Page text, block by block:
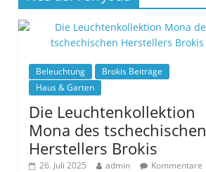
Beleuchtung
Brokis Beiträge
Haus & Garten
Die Leuchtenkollektion
Mona des tschechischen
Herstellers Brokis
26. Juli 2025 admin
Kommentare